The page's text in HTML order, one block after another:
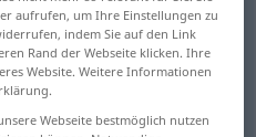
anklicken/antippen)
aufrufen, um Ihre Einstellungen zu
indem Sie auf den Link
Rand der Webseite klicken. Ihre
Website. Weitere Informationen
Webseite bestmöglich nutzen